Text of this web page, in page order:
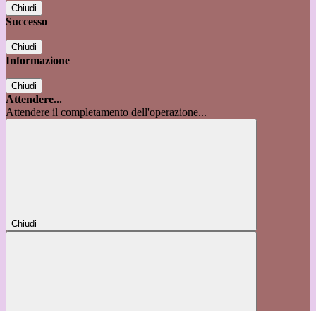
Chiudi
Successo
Chiudi
Informazione
Chiudi
Attendere...
Attendere il completamento dell'operazione...
Chiudi